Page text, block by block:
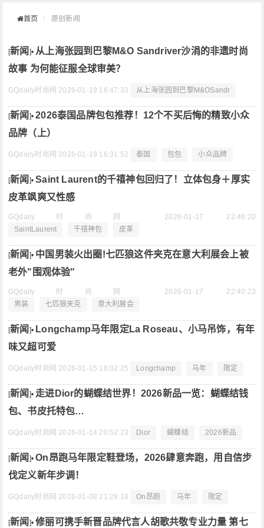
首页 原创新闻
[新闻 ]• 从上海张园到巴黎M&O Sandriver沙涓的非遗时尚
故事 为何能征服全球审美？
GQdaily时尚网 2026-01-19 16:47:33 从上海张园到巴黎M&OSandr
[新闻 ]•2026泰国品牌包包推荐！12个不买后悔的精致小众
品牌（上）
GQdaily时尚网 2026-01-19 16:31:52 泰国 包包 小众品牌
[新闻 ]•Saint Laurent的千禧神包回归了！立体包身＋厚实
皮革飒爽又性感
GQdaily时尚网
2026-01-17 22:46:20
SaintLaurent
千禧神包 皮革
[新闻 ]• 中国男装火出圈!七匹狼这件夹克在意大利展会上被
老外"围观体验"
GQdaily时尚网
2026-01-17 22:40:23
男装
七匹狼夹克 意大利展会
[新闻 ]• Longchamp马年限定La Roseau、小马吊饰，有年
味又超可爱
GQdaily时尚网 2026-01-15 18:02:25 Longchamp 马年 限定
[新闻 ]• 走进Dior的蝴蝶结世界！2026新品一览：蝴蝶结钱
包、书皮托特包…
GQdaily时尚网 2026-01-14 20:52:23 Dior 蝴蝶结 2026新品
[新闻 ]•On昂跑马年限定鞋登场，2026肆意奔跑，用自信步
伐定义新年步调！
GQdaily时尚网 2026-01-08 21:29:18 On昂跑 马年 限定
[新闻 ]•修丽可携手新晋品牌代言人胡歌共敬专业力量 第七